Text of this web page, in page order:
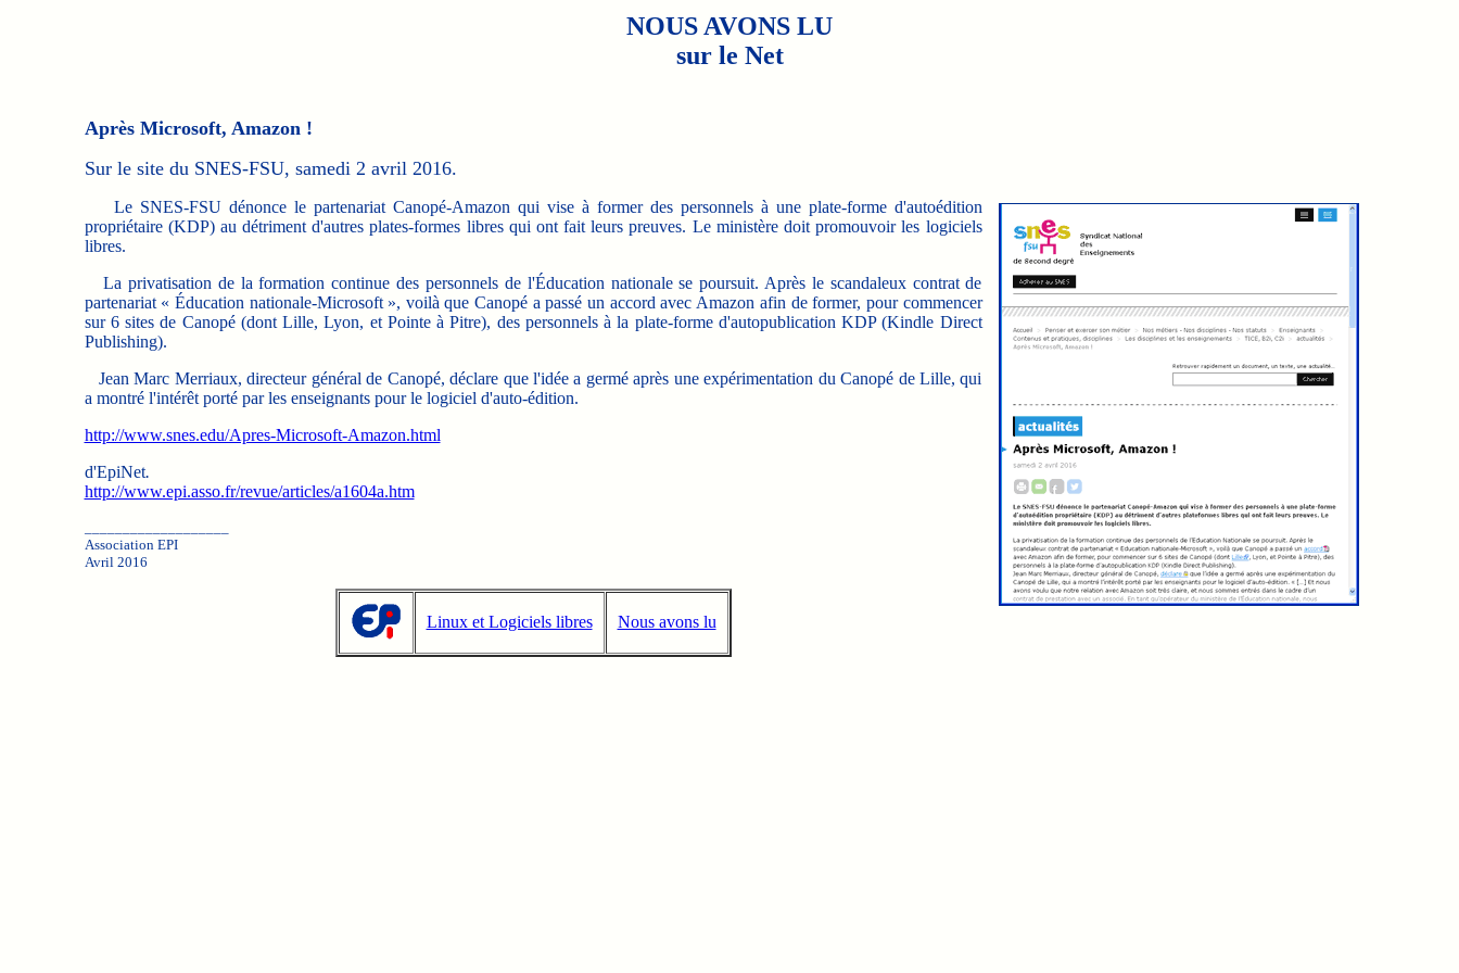
NOUS AVONS LU
sur le Net
Après Microsoft, Amazon !
Sur le site du SNES-FSU, samedi 2 avril 2016.
Le SNES-FSU dénonce le partenariat Canopé-Amazon qui vise à former des personnels à une plate-forme d'autoédition
propriétaire (KDP) au détriment d'autres plates-formes libres qui ont fait leurs preuves. Le ministère doit promouvoir les logiciels
libres.
La privatisation de la formation continue des personnels de l'Éducation nationale se poursuit. Après le scandaleux contrat de
partenariat « Éducation nationale-Microsoft », voilà que Canopé a passé un accord avec Amazon afin de former, pour commencer
sur 6 sites de Canopé (dont Lille, Lyon, et Pointe à Pitre), des personnels à la plate-forme d'autopublication KDP (Kindle Direct
Publishing).
Jean Marc Merriaux, directeur général de Canopé, déclare que l'idée a germé après une expérimentation du Canopé de Lille, qui
a montré l'intérêt porté par les enseignants pour le logiciel d'auto-édition.
http://www.snes.edu/Apres-Microsoft-Amazon.html
d'EpiNet.
http://www.epi.asso.fr/revue/articles/a1604a.htm
Association EPI
Avril 2016
Linux et Logiciels libres Nous avons lu